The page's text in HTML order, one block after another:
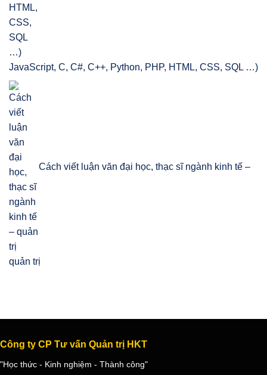
JavaScript, C, C#, C++, Python, PHP, HTML, CSS, SQL …)
Cách viết luận văn đại học, thạc sĩ ngành kinh tế –
quản trị
Công ty CP Tư vấn Quản trị HKT
"Học thức - Kinh nghiệm - Thành công"